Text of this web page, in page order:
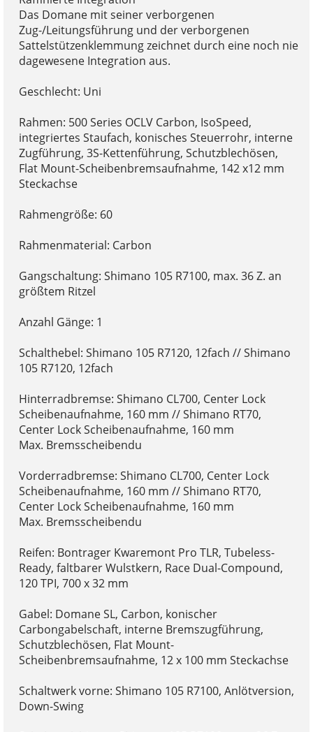
Das Domane mit seiner verborgenen
Zug-/Leitungsführung und der verborgenen
Sattelstützenklemmung zeichnet durch eine noch nie
dagewesene Integration aus.
Geschlecht: Uni
Rahmen: 500 Series OCLV Carbon, IsoSpeed,
integriertes Staufach, konisches Steuerrohr, interne
Zugführung, 3S-Kettenführung, Schutzblechösen,
Flat Mount-Scheibenbremsaufnahme, 142 x12 mm
Steckachse
Rahmengröße: 60
Rahmenmaterial: Carbon
Gangschaltung: Shimano 105 R7100, max. 36 Z. an
größtem Ritzel
Anzahl Gänge: 1
Schalthebel: Shimano 105 R7120, 12fach // Shimano
105 R7120, 12fach
Hinterradbremse: Shimano CL700, Center Lock
Scheibenaufnahme, 160 mm // Shimano RT70,
Center Lock Scheibenaufnahme, 160 mm
Max. Bremsscheibendu
Vorderradbremse: Shimano CL700, Center Lock
Scheibenaufnahme, 160 mm // Shimano RT70,
Center Lock Scheibenaufnahme, 160 mm
Max. Bremsscheibendu
Reifen: Bontrager Kwaremont Pro TLR, Tubeless-
Ready, faltbarer Wulstkern, Race Dual-Compound,
120 TPI, 700 x 32 mm
Gabel: Domane SL, Carbon, konischer
Carbongabelschaft, interne Bremszugführung,
Schutzblechösen, Flat Mount-
Scheibenbremsaufnahme, 12 x 100 mm Steckachse
Schaltwerk vorne: Shimano 105 R7100, Anlötversion,
Down-Swing